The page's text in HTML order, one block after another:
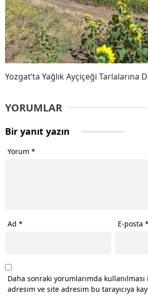
Yozgat’ta Yağlık Ayçiçeği Tarlalarına
YORUMLAR
Bir yanıt yazın
Yorum *
Ad * E-posta*
Daha sonraki yorumlarımda
adresim ve site adresim bu tarayıcıya